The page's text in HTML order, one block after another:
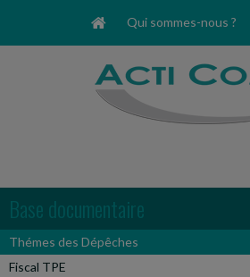
Qui sommes-nous ?
Base documentaire
Thémes des Dépêches
Fiscal TPE